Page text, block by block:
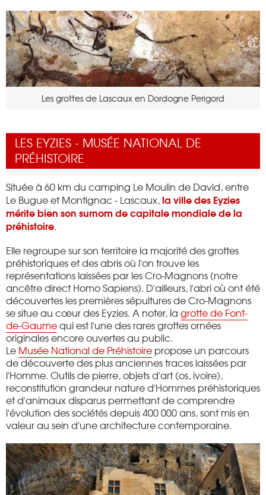
Les grottes de Lascaux en Dordogne Perigord
LES EYZIES - MUSÉE NATIONAL DE
PRÉHISTOIRE
Située à 60 km du camping Le Moulin de David, entre
Le Bugue et Montignac - Lascaux,la ville des Eyzies
mérite bien son surnom de capitale mondiale de la
préhistoire.
Elle regroupe sur son territoire la majorité des grottes
préhistoriques et des abris où l'on trouve les
représentations laissées par les Cro-Magnons (notre
ancêtre direct Homo Sapiens). D'ailleurs, l'abri où ont été
découvertes les premières sépultures de Cro-Magnons
se situe au cœur des Eyzies. A noter, la grotte de Font-
de-Gaumequi est l'une des rares grottes ornées
originales encore ouvertes au public.
Le Musée National de Préhistoire propose un parcours
de découverte des plus anciennes traces laissées par
l'Homme. Outils de pierre, objets d'art (os, ivoire),
reconstitution grandeur nature d'Hommes préhistoriques
et d'animaux disparus permettant de comprendre
l'évolution des sociétés depuis 400 000 ans, sont mis en
valeur au sein d'une architecture contemporaine.